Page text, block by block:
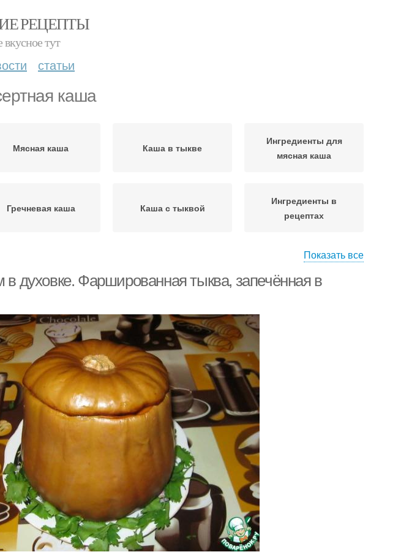
РЕЦЕПТЫ
вкусное тут
статьи
каша
Мясная каша Каша в тыкве
Ингредиенты для
мясная каша
Гречневая каша Каша с тыквой
Ингредиенты в
рецептах
Показать все
в духовке. Фаршированная тыква, запечённая в